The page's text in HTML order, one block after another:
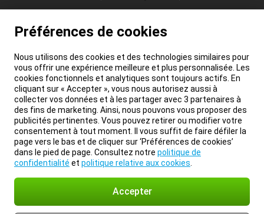
Préférences de cookies
Nous utilisons des cookies et des technologies similaires pour
vous offrir une expérience meilleure et plus personnalisée. Les
cookies fonctionnels et analytiques sont toujours actifs. En
cliquant sur « Accepter », vous nous autorisez aussi à
collecter vos données et à les partager avec 3 partenaires à
des fins de marketing. Ainsi, nous pouvons vous proposer des
publicités pertinentes. Vous pouvez retirer ou modifier votre
consentement à tout moment. Il vous suffit de faire défiler la
page vers le bas et de cliquer sur ‘Préférences de cookies’
dans le pied de page. Consultez notre politique de
confidentialité et politique relative aux cookies
Accepter